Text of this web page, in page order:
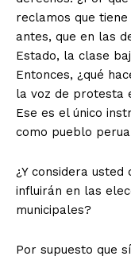
reclamos que
antes, que en las
Estado, la clase
Entonces, ¿qué
la voz de protesta
Ese es el único
como pueblo
¿Y considera usted
influirán en las
municipales?
Por supuesto que